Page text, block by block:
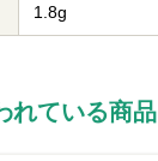
1.8g
れている商品